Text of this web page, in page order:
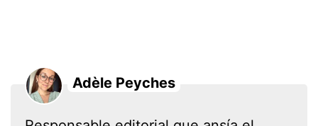
Adèle Peyches